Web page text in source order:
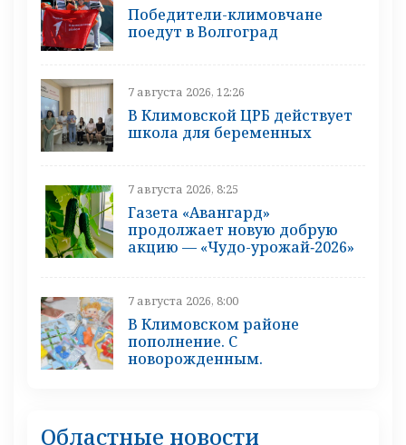
Победители-климовчане
поедут в Волгоград
7 августа 2026, 12:26
В Климовской ЦРБ действует
школа для беременных
7 августа 2026, 8:25
Газета «Авангард»
продолжает новую добрую
акцию — «Чудо-урожай‑2026»
7 августа 2026, 8:00
В Климовском районе
пополнение. С
новорожденным.
Областные новости